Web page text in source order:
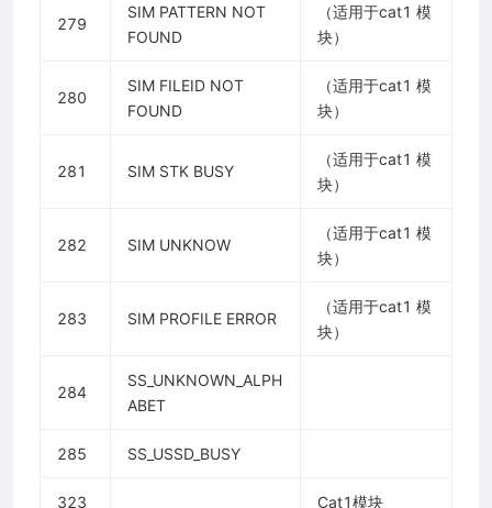
279
SIM PATTERN NOT
FOUND
（适用于cat1 模
块）
280
SIM FILEID NOT
FOUND
（适用于cat1 模
块）
281 SIM STK BUSY
（适用于cat1 模
块）
282 SIM UNKNOW
（适用于cat1 模
块）
283 SIM PROFILE ERROR
（适用于cat1 模
块）
284
SS_UNKNOWN_ALPH
ABET
285 SS_USSD_BUSY
323 Cat1模块